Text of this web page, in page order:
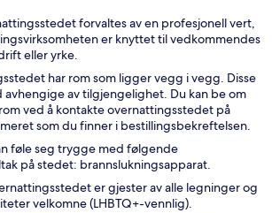
forvaltes av en profesjonell vert,
er knyttet til vedkommendes
eller yrke.
har rom som ligger vegg i vegg. Disse
avhengige av tilgjengelighet. Du kan be om
ved å kontakte overnattingsstedet på
som du finner i bestillingsbekreftelsen.
føle seg trygge med følgende
på stedet: brannslukningsapparat.
er gjester av alle legninger og
velkomne (LHBTQ+-vennlig).